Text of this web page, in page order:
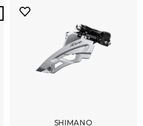
SHIMANO